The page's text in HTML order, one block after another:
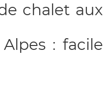
chalet aux
: facile